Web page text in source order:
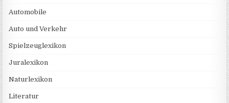
Automobile
Auto und Verkehr
Spielzeuglexikon
Juralexikon
Naturlexikon
Literatur